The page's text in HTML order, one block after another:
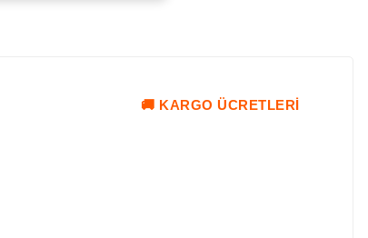
🚚 KARGO ÜCRETLERI